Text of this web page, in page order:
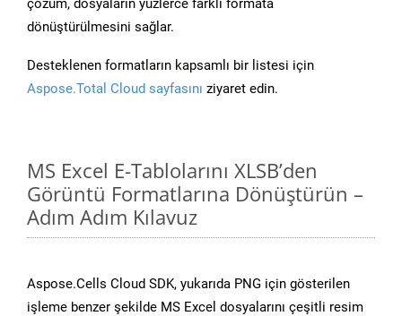
çözüm, dosyaların yüzlerce farklı formata
dönüştürülmesini sağlar.
Desteklenen formatların kapsamlı bir listesi için
Aspose.Total Cloud sayfasını ziyaret edin.
MS Excel E-Tablolarını XLSB’den
Görüntü Formatlarına Dönüştürün –
Adım Adım Kılavuz
Aspose.Cells Cloud SDK, yukarıda PNG için gösterilen
işleme benzer şekilde MS Excel dosyalarını çeşitli resim